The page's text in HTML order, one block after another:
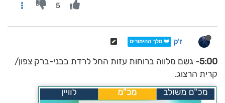
5
ז'ק 👑 מלך ההימורים
5:00- גשם מלווה ברוחות עזות החל לרדת בבני-ברק צפון/
קרית הרצוג.